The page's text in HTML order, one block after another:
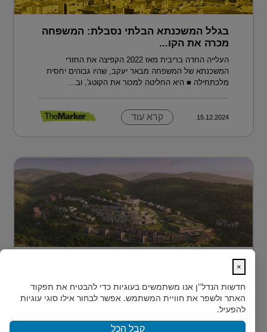
בגלל המשכנתא הבלתי נסבלת: המשפחה
מכרה את הקו...
העלייה החדה בריבית מאז 2022 הקפיצה את החזרי
המשכנתא של המשפחה מבאר יעקב, שהיו גבוהים יחסית
מלכתחילה ■ היא החליטה למכור את הקוטג', וב...
15.12.2024 קרא עוד
בלב טביליסי, בין השכונות המבוקשות Vake וSaburtalo, כ-2
ק"מ בלבד מהאוניברסיטה של העיר, מוקם TBILISI
ACRES - פ...
×
חדשות הנדל"ן אנו משתמשים בעוגיות כדי להבטיח את תפקוד
האתר ולשפר את חוויית המשתמש. אפשר לבחור אילו סוגי עוגיות
להפעיל.
קבל הכל